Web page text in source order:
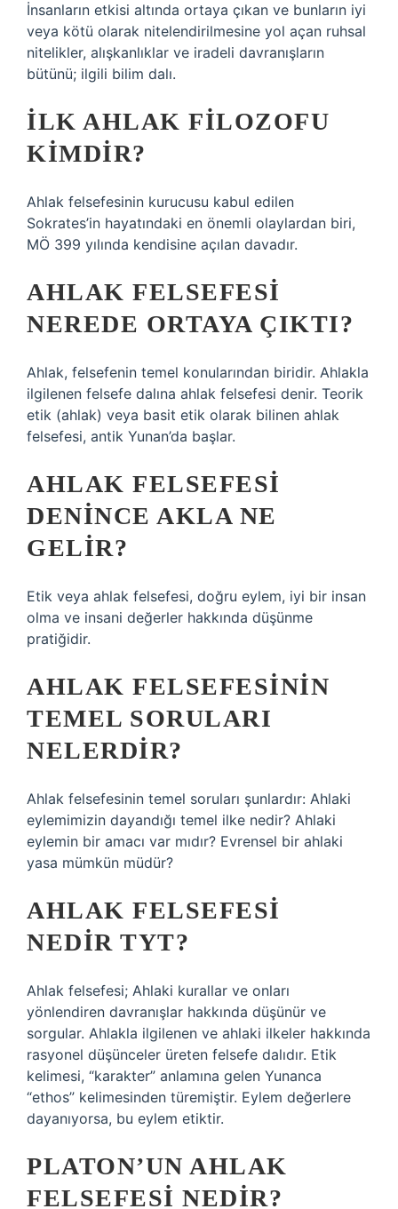
İnsanların etkisi altında ortaya çıkan ve bunların iyi
veya kötü olarak nitelendirilmesine yol açan ruhsal
nitelikler, alışkanlıklar ve iradeli davranışların
bütünü; ilgili bilim dalı.
İLK AHLAK FILOZOFU
KIMDIR?
Ahlak felsefesinin kurucusu kabul edilen
Sokrates’in hayatındaki en önemli olaylardan biri,
MÖ 399 yılında kendisine açılan davadır.
AHLAK FELSEFESI
NEREDE ORTAYA ÇIKTI?
Ahlak, felsefenin temel konularından biridir. Ahlakla
ilgilenen felsefe dalına ahlak felsefesi denir. Teorik
etik (ahlak) veya basit etik olarak bilinen ahlak
felsefesi, antik Yunan’da başlar.
AHLAK FELSEFESI
DENINCE AKLA NE
GELIR?
Etik veya ahlak felsefesi, doğru eylem, iyi bir insan
olma ve insani değerler hakkında düşünme
pratiğidir.
AHLAK FELSEFESININ
TEMEL SORULARI
NELERDIR?
Ahlak felsefesinin temel soruları şunlardır: Ahlaki
eylemimizin dayandığı temel ilke nedir? Ahlaki
eylemin bir amacı var mıdır? Evrensel bir ahlaki
yasa mümkün müdür?
AHLAK FELSEFESI
NEDIR TYT?
Ahlak felsefesi; Ahlaki kurallar ve onları
yönlendiren davranışlar hakkında düşünür ve
sorgular. Ahlakla ilgilenen ve ahlaki ilkeler hakkında
rasyonel düşünceler üreten felsefe dalıdır. Etik
kelimesi, “karakter” anlamına gelen Yunanca
“ethos” kelimesinden türemiştir. Eylem değerlere
dayanıyorsa, bu eylem etiktir.
PLATON’UN AHLAK
FELSEFESI NEDIR?